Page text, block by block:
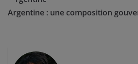
Argentine : une composition